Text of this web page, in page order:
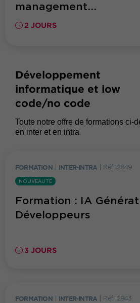
management...
2 JOURS
Développement
informatique et low
code/no code
Toute notre offre de formations ci-
en inter et en intra
FORMATION INTER-INTRA Réf. 12849
NOUVEAUTÉ
Formation : IA
Développeurs
3 JOURS
FORMATION INTER-INTRA Réf. 12943